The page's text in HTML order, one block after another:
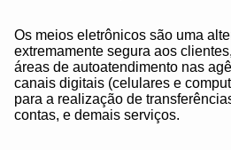
Os meios eletrônicos são uma
extremamente segura aos
áreas de autoatendimento nas
canais digitais (celulares e
para a realização de
contas, e demais serviços.